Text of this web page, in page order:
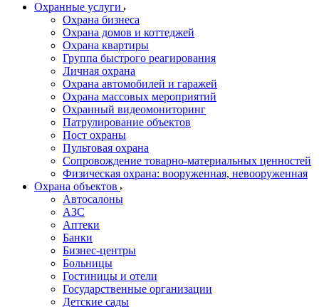
Охранные услуги
Охрана бизнеса
Охрана домов и коттеджей
Охрана квартиры
Группа быстрого реагирования
Личная охрана
Охрана автомобилей и гаражей
Охрана массовых мероприятий
Охранный видеомониторинг
Патрулирование объектов
Пост охраны
Пультовая охрана
Сопровождение товарно-материальных ценностей
Физическая охрана: вооруженная, невооруженная
Охрана объектов
Автосалоны
АЗС
Аптеки
Банки
Бизнес-центры
Больницы
Гостиницы и отели
Государственные организации
Детские сады